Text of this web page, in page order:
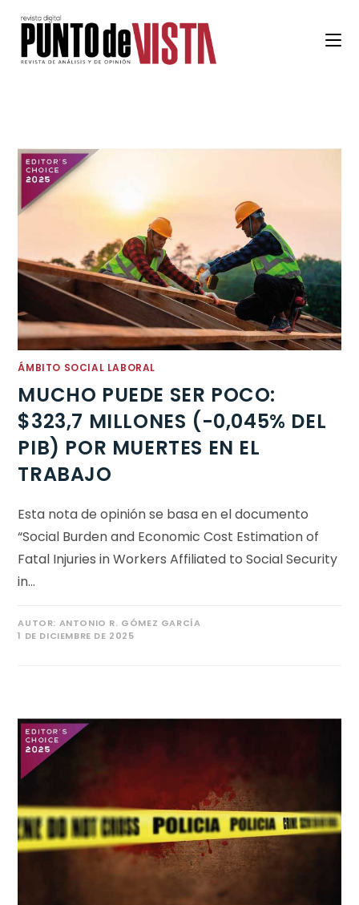
ÁMBITO SOCIAL LABORAL
MUCHO PUEDE SER POCO:
$323,7 MILLONES (-0,045% DEL
PIB) POR MUERTES EN EL
TRABAJO
Esta nota de opinión se basa en el documento
“Social Burden and Economic Cost Estimation of
Fatal Injuries in Workers Affiliated to Social Security
in…
AUTOR: ANTONIO R. GÓMEZ GARCÍA
1 DE DICIEMBRE DE 2025